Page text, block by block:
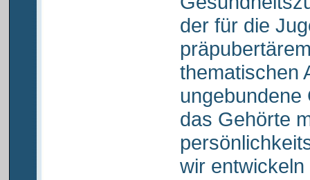
der für die
thematischen
ungebundene
das Gehörte
wir